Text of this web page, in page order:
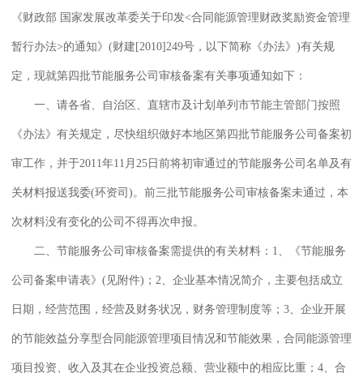
《财政部 国家发展改革委关于印发<合同能源管理财政奖励资金管理
暂行办法>的通知》(财建[2010]249号，以下简称《办法》)有关规
定，现就第四批节能服务公司审核备案有关事项通知如下：
一、请各省、自治区、直辖市及计划单列市节能主管部门按照
《办法》有关规定，尽快组织做好本地区第四批节能服务公司备案初
审工作，并于2011年11月25日前将初审通过的节能服务公司名单及有
关材料报送我委(环资司)。前三批节能服务公司审核备案未通过，本
次材料没有变化的公司不得再次申报。
二、节能服务公司审核备案需提供的有关材料：1、《节能服务
公司备案申请表》(见附件)；2、企业基本情况简介，主要包括成立
日期，经营范围，经营及财务状况，财务管理制度等；3、企业开展
的节能效益分享型合同能源管理项目情况和节能效果，合同能源管理
项目投资、收入及其在企业投资总额、营业额中的相应比重；4、合